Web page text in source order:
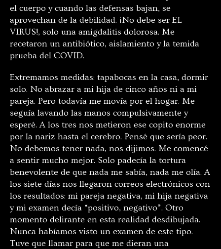
el cuerpo y cuando las defensas bajan, se
aprovechan de la debilidad. ¡No debe ser EL
VIRUS!, solo una amigdalitis dolorosa. Me
recetaron un antibiótico, aislamiento y la temida
prueba del COVID.
Extremamos medidas: tapabocas en la casa, dormir
solo. No abrazar a mi hija de cinco años ni a mi
pareja. Pero todavía me movía por el hogar. Me
seguía lavando las manos compulsivamente y
esperé. A los tres nos metieron ese copito enorme
por la nariz hasta el cerebro. Pensé que sería peor.
No debemos tener nada, nos dijimos. Me comencé
a sentir mucho mejor. Solo padecía la tortura
benevolente de que nada me sabía, nada me olía. A
los siete días nos llegaron correos electrónicos con
los resultados: mi pareja negativa, mi hija negativa
y mi examen decía “positivo, negativo”. Otro
momento delirante en esta realidad desdibujada.
Nunca habíamos visto un examen de este tipo.
Tuve que llamar para que me dieran una